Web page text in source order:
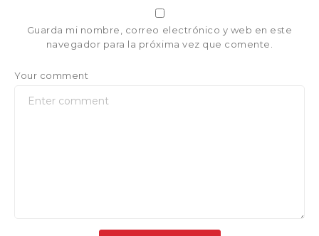
Guarda mi nombre, correo electrónico y web en este
navegador para la próxima vez que comente.
Your comment